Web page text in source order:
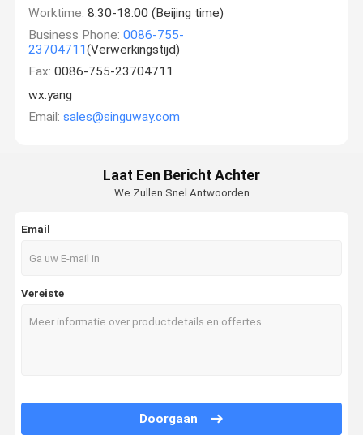
Worktime: 8:30-18:00 (Beijing time)
Business Phone: 0086-755-
23704711(Verwerkingstijd)
Fax: 0086-755-23704711
wx.yang
Email: sales@singuway.com
Laat Een Bericht Achter
We Zullen Snel Antwoorden
Email
Vereiste
Doorgaan